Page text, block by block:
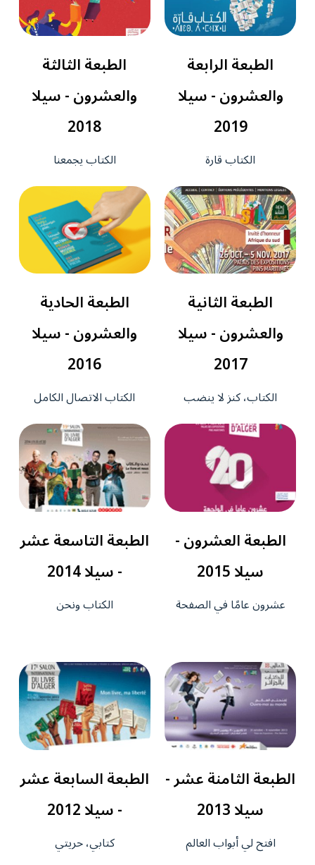
الطبعة الرابعة
والعشرون - سيلا
2019
الكتاب قارة
الطبعة الثالثة
والعشرون - سيلا
2018
الكتاب يجمعنا
الطبعة الثانية
والعشرون - سيلا
2017
الكتاب، كنز لا ينضب
الطبعة الحادية
والعشرون - سيلا
2016
الكتاب الاتصال الكامل
الطبعة العشرون -
سيلا 2015
عشرون عامًا في الصفحة
الطبعة التاسعة عشر
- سيلا 2014
الكتاب ونحن
الطبعة الثامنة عشر -
سيلا 2013
افتح لي أبواب العالم
الطبعة السابعة عشر
- سيلا 2012
كتابي، حريتي